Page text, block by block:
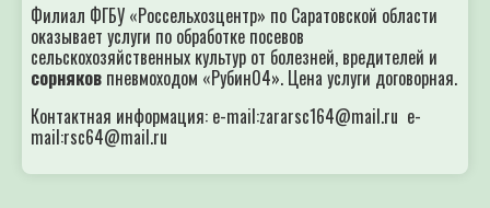
Филиал ФГБУ «Россельхозцентр» по Саратовской области
оказывает услуги по обработке посевов
сельскохозяйственных культур от болезней, вредителей и
сорняков пневмоходом «Рубин04». Цена услуги договорная.
Контактная информация: e-mail:zararsc164@mail.ru e-
mail:rsc64@mail.ru